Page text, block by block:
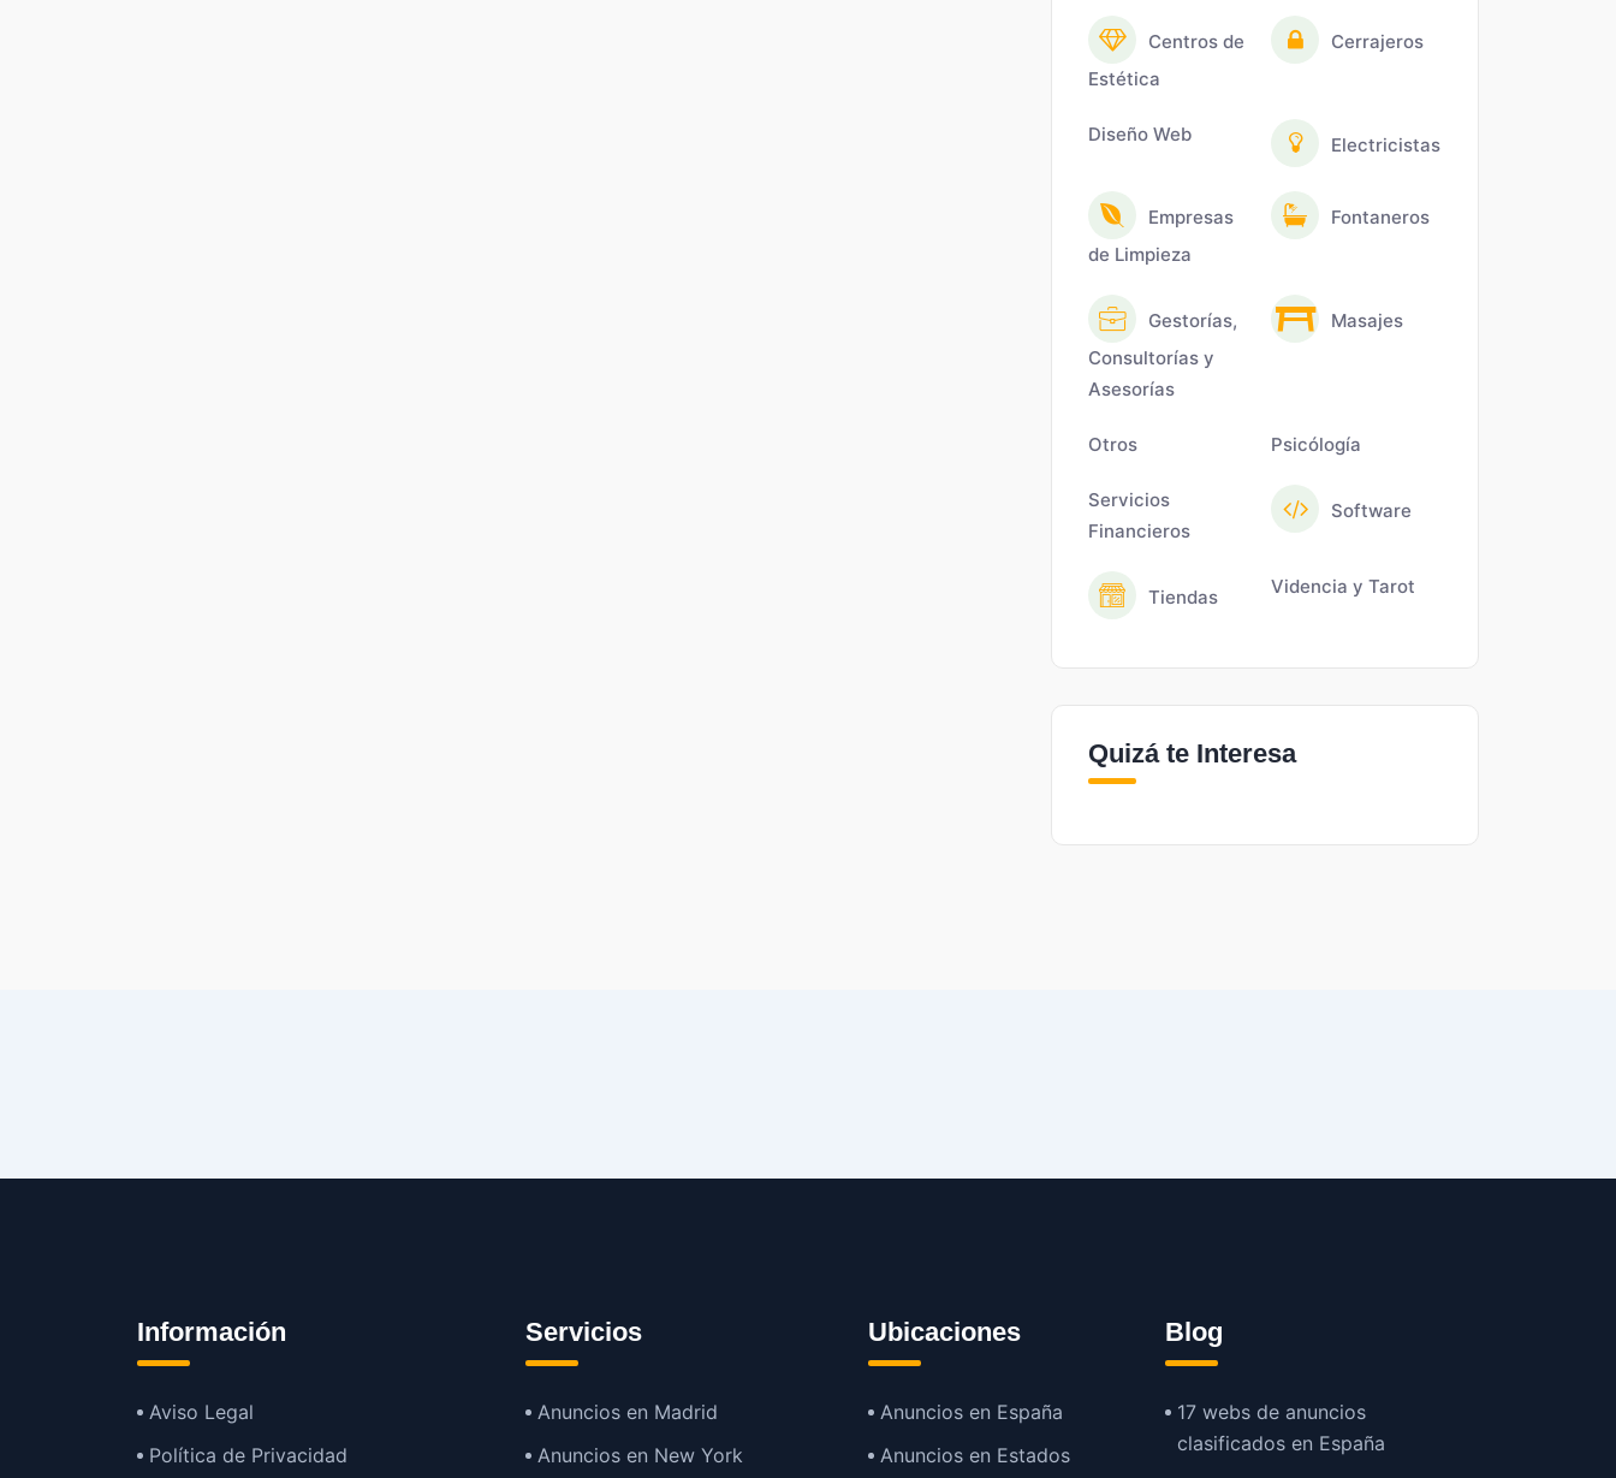
Centros de
Estética
Cerrajeros
Diseño Web Electricistas
Empresas
de Limpieza
Fontaneros
Gestorías,
Consultorías y
Asesorías
Masajes
Otros Psicólogía
Servicios
Financieros
Software
Tiendas Videncia y Tarot
Quizá te Interesa
Información
Aviso Legal
Política de Privacidad
Servicios
Anuncios en Madrid
Anuncios en New York
Ubicaciones
Anuncios en España
Anuncios en Estados
Blog
17 webs de anuncios
clasificados en España